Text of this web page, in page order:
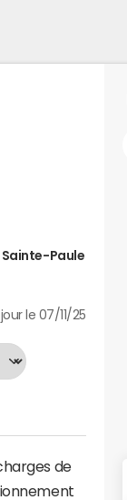
Paule
le 07/11/25
de